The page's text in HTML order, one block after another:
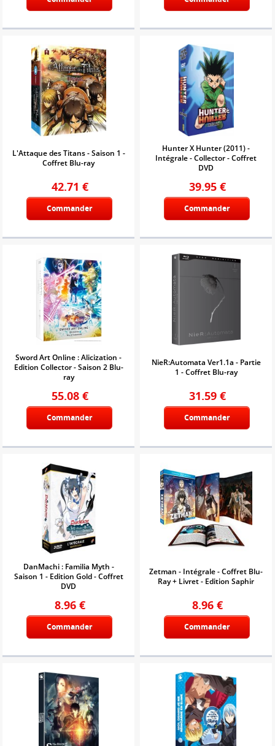
L'Attaque des Titans - Saison 1 -
Coffret Blu-ray
42.71 €
Commander
Hunter X Hunter (2011) -
Intégrale - Collector - Coffret
DVD
39.95 €
Commander
Sword Art Online : Alicization -
Edition Collector - Saison 2 Blu-
ray
55.08 €
Commander
NieR:Automata Ver1.1a - Partie
1 - Coffret Blu-ray
31.59 €
Commander
DanMachi : Familia Myth -
Saison 1 - Edition Gold - Coffret
DVD
8.96 €
Commander
Zetman - Intégrale - Coffret Blu-
Ray + Livret - Edition Saphir
8.96 €
Commander